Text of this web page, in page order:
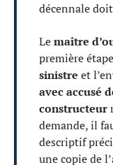
décennale
Lemaître
première
sinistre et
avec accusé
constructeur
demande, il
descriptif
une copie de